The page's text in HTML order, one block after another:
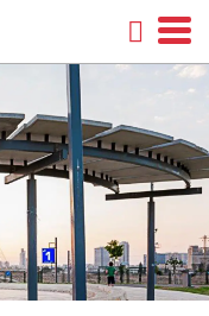
חיפוש
facebook
youtube
instagram